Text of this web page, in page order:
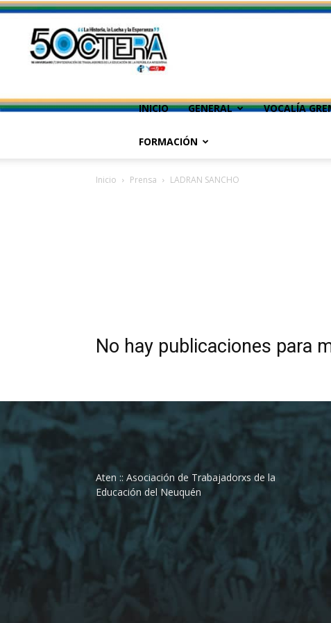
INICIO GENERAL VOCALÍA
FORMACIÓN
Inicio Prensa LADRAN SANCHO
No hay publicaciones para
Aten :: Asociación de Trabajadorxs de la
Educación del Neuquén